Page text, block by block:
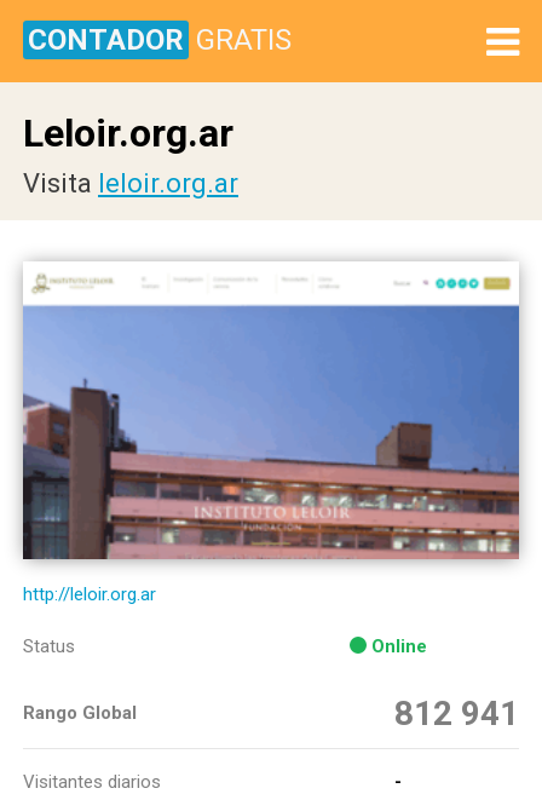
CONTADOR GRATIS
Leloir.org.ar
Visita leloir.org.ar
http://leloir.org.ar
Status Online
Rango Global 812 941
Visitantes diarios
-